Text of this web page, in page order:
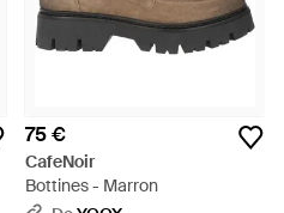
75 €
CafeNoir
Bottines - Marron